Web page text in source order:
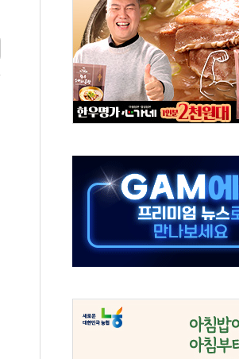
난동…60대 남성 2명 숨져
보는 일 없게"…'결혼 페널티' 22개 과제 손본다
터보트 전복…1명 사망·1명 실종
의 날 참석..."국제적 시민 연대로 목소리 내야"
중 실종 60대 나흘만에 숨진 채 발견
아친 정청래…제주 연설서 신경전 고조